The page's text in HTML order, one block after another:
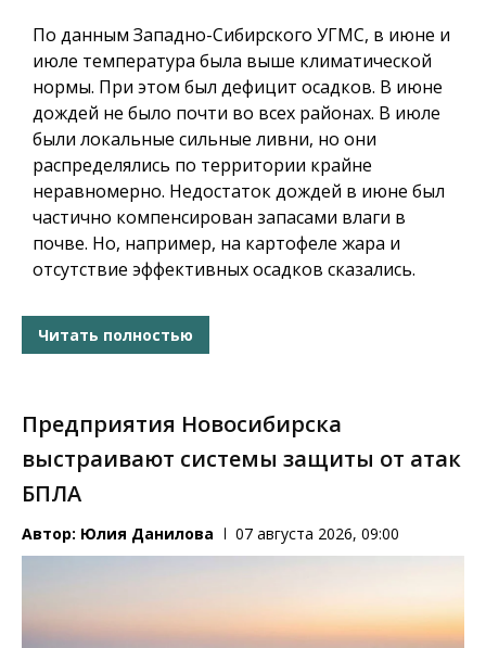
По данным Западно-Сибирского УГМС, в июне и
июле температура была выше климатической
нормы. При этом был дефицит осадков. В июне
дождей не было почти во всех районах. В июле
были локальные сильные ливни, но они
распределялись по территории крайне
неравномерно. Недостаток дождей в июне был
частично компенсирован запасами влаги в
почве. Но, например, на картофеле жара и
отсутствие эффективных осадков сказались.
Читать полностью
Предприятия Новосибирска
выстраивают системы защиты от атак
БПЛА
Автор: Юлия Данилова 07 августа 2026, 09:00